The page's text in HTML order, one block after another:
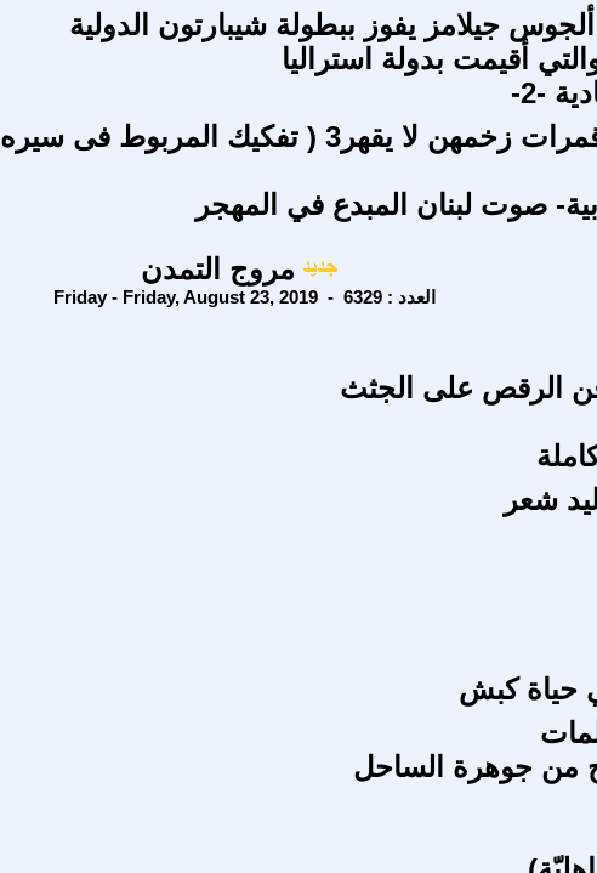
ألجوس جيلامز يفوز ببطولة شيبارتون الدولية
أقيمت بدولة استراليا
-2-
ح38) بنات قمرات زخمهن لا يقهر3 ‏( تفكيك المربوط فى سيره
صوت لبنان المبدع في المهجر
مروج التمدن
Friday - Friday, August 23, 2019 - العدد : 6329
الرقص على الجثث
شعر
حياة كبش
من جوهرة الساحل